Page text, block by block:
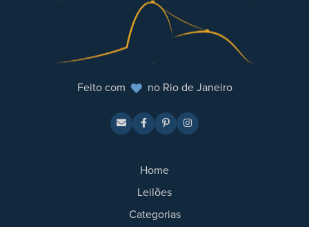
Feito com no Rio de Janeiro
Home
Leilões
Categorias